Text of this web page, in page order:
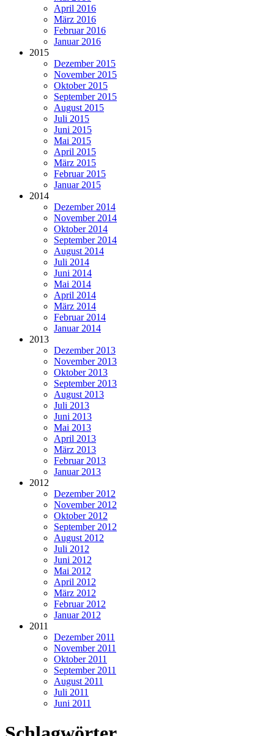
April 2016
März 2016
Februar 2016
Januar 2016
2015
Dezember 2015
November 2015
Oktober 2015
September 2015
August 2015
Juli 2015
Juni 2015
Mai 2015
April 2015
März 2015
Februar 2015
Januar 2015
2014
Dezember 2014
November 2014
Oktober 2014
September 2014
August 2014
Juli 2014
Juni 2014
Mai 2014
April 2014
März 2014
Februar 2014
Januar 2014
2013
Dezember 2013
November 2013
Oktober 2013
September 2013
August 2013
Juli 2013
Juni 2013
Mai 2013
April 2013
März 2013
Februar 2013
Januar 2013
2012
Dezember 2012
November 2012
Oktober 2012
September 2012
August 2012
Juli 2012
Juni 2012
Mai 2012
April 2012
März 2012
Februar 2012
Januar 2012
2011
Dezember 2011
November 2011
Oktober 2011
September 2011
August 2011
Juli 2011
Juni 2011